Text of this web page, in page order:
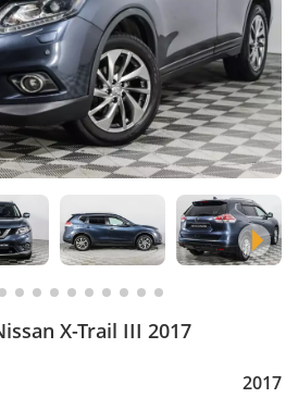
X-Trail III 2017
2017